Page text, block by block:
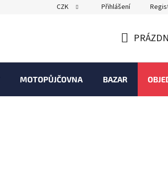
CZK Přihlášení
KOŠÍK
MOTOPŮJČOVNA BAZAR